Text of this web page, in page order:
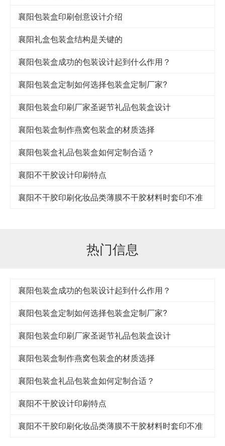
襄阳包装盒印刷创意设计介绍
襄阳礼盒包装盒结构是关键的
襄阳包装盒成功的包装设计起到什么作用？
襄阳包装盒定制如何选择包装盒定制厂家?
襄阳包装盒印刷厂家圣诞节礼品包装盒设计
襄阳包装盒制作燕窝包装盒的材质选择
襄阳包装盒礼品包装盒如何定制合适？
襄阳不干胶设计印刷特点
襄阳不干胶印刷化妆品类薄膜不干胶材料时套印不准
热门信息
襄阳包装盒成功的包装设计起到什么作用？
襄阳包装盒定制如何选择包装盒定制厂家?
襄阳包装盒印刷厂家圣诞节礼品包装盒设计
襄阳包装盒制作燕窝包装盒的材质选择
襄阳包装盒礼品包装盒如何定制合适？
襄阳不干胶设计印刷特点
襄阳不干胶印刷化妆品类薄膜不干胶材料时套印不准